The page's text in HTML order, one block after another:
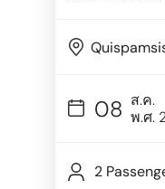
08 ส.ค.
พ.ศ.
2